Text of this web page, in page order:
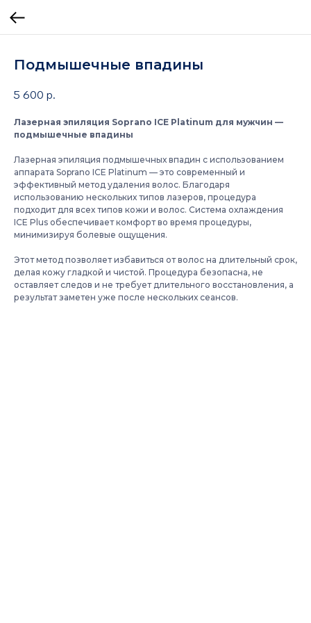
Подмышечные впадины
5 600 р.
Лазерная эпиляция Soprano ICE Platinum для мужчин —
подмышечные впадины
Лазерная эпиляция подмышечных впадин с использованием
аппарата Soprano ICE Platinum — это современный и
эффективный метод удаления волос. Благодаря
использованию нескольких типов лазеров, процедура
подходит для всех типов кожи и волос. Система охлаждения
ICE Plus обеспечивает комфорт во время процедуры,
минимизируя болевые ощущения.
Этот метод позволяет избавиться от волос на длительный срок,
делая кожу гладкой и чистой. Процедура безопасна, не
оставляет следов и не требует длительного восстановления, а
результат заметен уже после нескольких сеансов.